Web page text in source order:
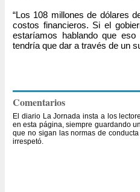
“Los 108 millones de dólares
costos financieros. Si el
estaríamos hablando que
tendría que dar a través de un
Comentarios
El diario La Jornada insta a los
en esta página, siempre guardando
que no sigan las normas de
irrespetó.